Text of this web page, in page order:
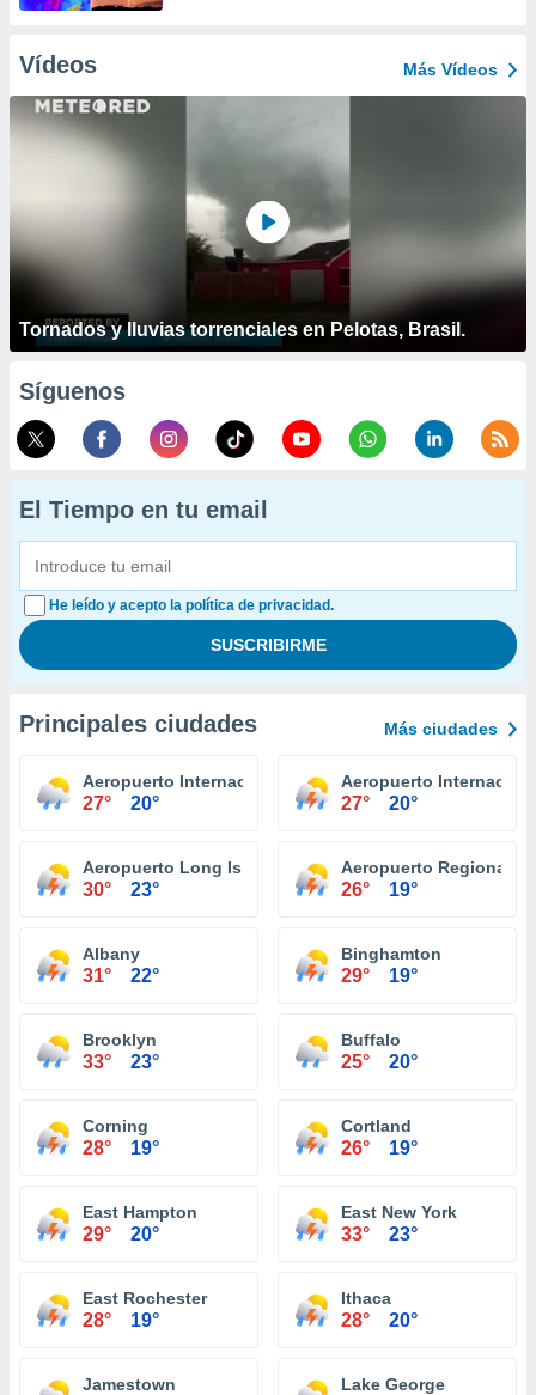
Vídeos Más Vídeos
Tornados y lluvias torrenciales en Pelotas, Brasil.
Síguenos
El Tiempo en tu email
He leído y acepto la política de privacidad.
Principales ciudades Más ciudades
Aeropuerto Internacional Niagara Falls
27° 20°
Aeropuerto
27° 20°
Aeropuerto Long Island Mac Arthur Islip
30° 23°
Aeropuerto Regional
26° 19°
Albany
31° 22°
Binghamton
29° 19°
Brooklyn
33° 23°
Buffalo
25° 20°
Corning
28° 19°
Cortland
26° 19°
East Hampton
29° 20°
East New York
33° 23°
East Rochester
28° 19°
Ithaca
28° 20°
Jamestown Lake George